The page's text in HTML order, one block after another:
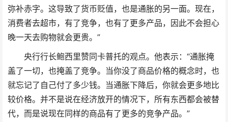
弥补赤字。这导致了货币贬值，也是通胀的另一面。现在，
消费者去超市，有了竞争，也有了更多产品，因此不会担心
晚一天去购物就会更贵。”
央行行长鲍西里赞同卡普托的观点。他表示：“通胀掩
盖了一切，也掩盖了竞争。当你没了商品价格的概念时，也
就忘记了自己付了多少钱。当通胀下降后，你就会更多地比
较价格。并不是说在经济放开的情况下，所有东西都会被替
代，而是说现在同样的商品有了更多的竞争产品。”